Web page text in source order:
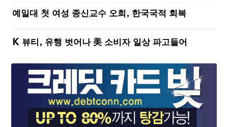
예일대 첫 여성 종신교수 오희, 한국국적 회복
K 뷰티, 유행 벗어나 美 소비자 일상 파고들어